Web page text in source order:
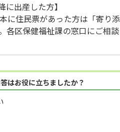
に出産した方】
に住民票があった方は「寄り
各区保健福祉課の窓口にご相
はお役に立ちましたか？